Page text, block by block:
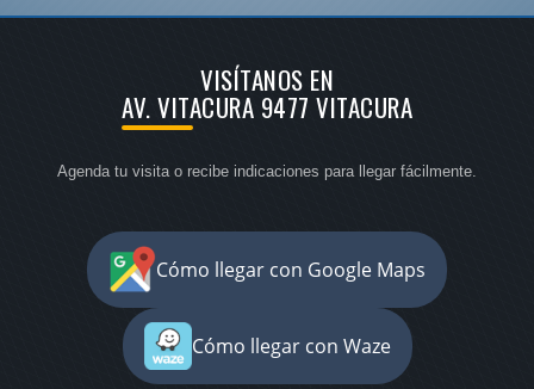
VISÍTANOS EN
AV. VITACURA 9477 VITACURA
Agenda tu visita o recibe indicaciones para llegar fácilmente.
Cómo llegar con Google Maps
Cómo llegar con Waze